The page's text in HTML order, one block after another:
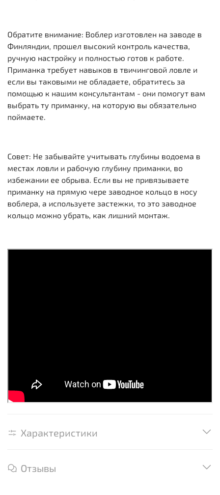
Обратите внимание: Воблер изготовлен на заводе в
Финляндии, прошел высокий контроль качества,
ручную настройку и полностью готов к работе.
Приманка требует навыков в твичинговой ловле и
если вы таковыми не обладаете, обратитесь за
помощью к нашим консультантам - они помогут вам
выбрать ту приманку, на которую вы обязательно
поймаете.
Совет: Не забывайте учитывать глубины водоема в
местах ловли и рабочую глубину приманки, во
избежании ее обрыва. Если вы не привязываете
приманку на прямую чере заводное кольцо в носу
воблера, а используете застежки, то это заводное
кольцо можно убрать, как лишний монтаж.
Характеристики
Отзывы